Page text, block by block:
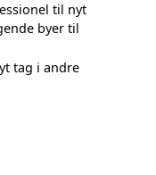
til nyt
byer til
tag i andre